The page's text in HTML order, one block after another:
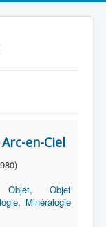
en-Ciel
Objet,Objet
, Minéralogie